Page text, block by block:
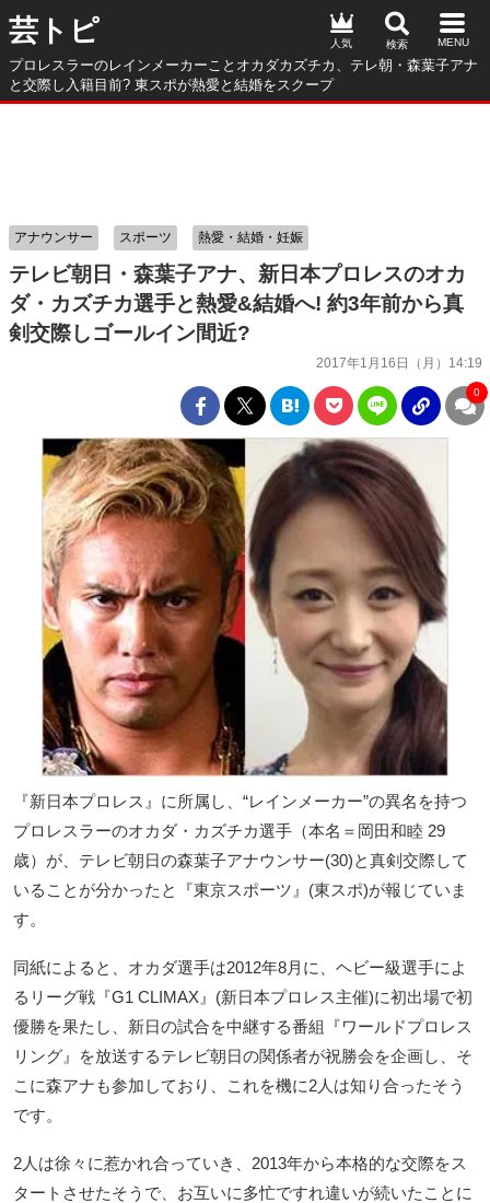
芸トピ
プロレスラーのレインメーカーことオカダカズチカ、テレ朝・森葉子アナ
と交際し入籍目前? 東スポが熱愛と結婚をスクープ
人気
テレビ朝日・森葉子アナ、新日本プロレスのオカ
ダ・カズチカ選手と熱愛&結婚へ! 約3年前から真
剣交際しゴールイン間近?
2017年1月16日（月）14:19
アナウンサー スポーツ 熱愛・結婚・妊娠
0
『新日本プロレス』に所属し、“レインメーカー”の異名を持つ
プロレスラーのオカダ・カズチカ選手（本名＝岡田和睦 29
歳）が、テレビ朝日の森葉子アナウンサー(30)と真剣交際して
いることが分かったと『東京スポーツ』(東スポ)が報じていま
す。
同紙によると、オカダ選手は2012年8月に、ヘビー級選手によ
るリーグ戦『G1 CLIMAX』(新日本プロレス主催)に初出場で初
優勝を果たし、新日の試合を中継する番組『ワールドプロレス
リング』を放送するテレビ朝日の関係者が祝勝会を企画し、そ
こに森アナも参加しており、これを機に2人は知り合ったそう
です。
2人は徐々に惹かれ合っていき、2013年から本格的な交際をス
タートさせたそうで、お互いに多忙ですれ違いが続いたことに